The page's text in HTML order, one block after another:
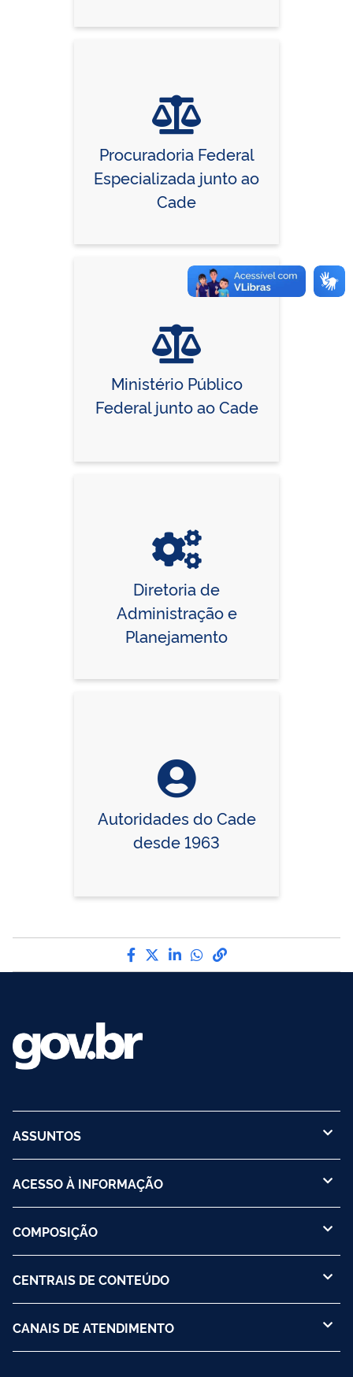
Procuradoria Federal
Especializada junto ao
Cade
Ministério Público
Federal junto ao Cade
Diretoria de
Administração e
Planejamento
Autoridades do Cade
desde 1963
Compartilhe por Facebook
Compartilhe por Twitter
Compartilhe por
Compartilhe por
link para Copiar
ASSUNTOS
ACESSO À INFORMAÇÃO
COMPOSIÇÃO
CENTRAIS DE CONTEÚDO
CANAIS DE ATENDIMENTO